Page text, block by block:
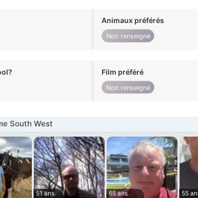
Animaux préférés
Non renseigné
Film préféré
Non renseigné
South West
51 ans
65 ans
55